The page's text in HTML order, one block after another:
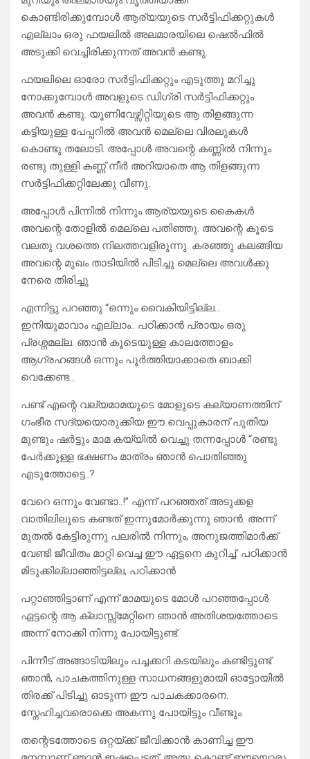
കൊണ്ടിരിക്കുമ്പോൾ ആര്യയുടെ സർട്ടിഫിക്കറ്റുകൾ
എല്ലാം ഒരു ഫയലിൽ അലമാരയിലെ ഷെൽഫിൽ
അടുക്കി വെച്ചിരിക്കുന്നത് അവൻ കണ്ടു.
ഫയലിലെ ഓരോ സർട്ടിഫിക്കറ്റും എടുത്തു മറിച്ചു
നോക്കുമ്പോൾ അവളുടെ ഡിഗ്രി സർട്ടിഫിക്കറ്റും
അവൻ കണ്ടു. യൂണിവേഴ്സിറ്റിയുടെ ആ തിളങ്ങുന്ന
കട്ടിയുള്ള പേപ്പറിൽ അവൻ മെല്ലെ വിരലുകൾ
കൊണ്ടു തലോടി. അപ്പോൾ അവന്റെ കണ്ണിൽ നിന്നും
രണ്ടു തുള്ളി കണ്ണ് നീർ അറിയാതെ ആ തിളങ്ങുന്ന
സർട്ടിഫിക്കറ്റിലേക്കു വീണു.
അപ്പോൾ പിന്നിൽ നിന്നും ആര്യയുടെ കൈകൾ
അവന്റെ തോളിൽ മെല്ലെ പതിഞ്ഞു. അവന്റെ കൂടെ
വലതു വശത്തെ നിലത്തവളിരുന്നു. കരഞ്ഞു കലങ്ങിയ
അവന്റെ മുഖം താടിയിൽ പിടിച്ചു മെല്ലെ അവൾക്കു
നേരെ തിരിച്ചു
എന്നിട്ടു പറഞ്ഞു “ഒന്നും വൈകിയിട്ടില്ല…
ഇനിയുമാവാം എല്ലാം.. പഠിക്കാൻ പ്രായം ഒരു
പ്രശ്നമല്ല. ഞാൻ കൂടെയുള്ള കാലത്തോളം
ആഗ്രഹങ്ങൾ ഒന്നും പൂർത്തിയാക്കാതെ ബാക്കി
വെക്കേണ്ട…
പണ്ട് എന്റെ വല്യമാമയുടെ മോളുടെ കല്യാണത്തിന്
ഗംഭീര സദ്യയൊരുക്കിയ ഈ വെപ്പുകാരന് പുതിയ
മുണ്ടും ഷർട്ടും മാമ കയ്യിൽ വെച്ചു തന്നപ്പോൾ “രണ്ടു
പേർക്കുള്ള ഭക്ഷണം മാത്രം ഞാൻ പൊതിഞ്ഞു
എടുത്തോട്ടെ..?
വേറെ ഒന്നും വേണ്ടാ..!” എന്ന് പറഞ്ഞത് അടുക്കള
വാതിലിലൂടെ കണ്ടത് ഇന്നുമോർക്കുന്നു ഞാൻ. അന്ന്
മുതൽ കേട്ടിരുന്നു പലരിൽ നിന്നും, അനുജത്തിമാർക്ക്
വേണ്ടി ജീവിതം മാറ്റി വെച്ച ഈ ഏട്ടനെ കുറിച്ച്. പഠിക്കാൻ
മിടുക്കില്ലാഞ്ഞിട്ടല്ല, പഠിക്കാൻ
പറ്റാഞ്ഞിട്ടാണ് എന്ന് മാമയുടെ മോൾ പറഞ്ഞപ്പോൾ
ഏട്ടന്റെ ആ ക്ലാസ്സ്‌മേറ്റിനെ ഞാൻ അതിശയത്തോടെ
അന്ന് നോക്കി നിന്നു പോയിട്ടുണ്ട്.
പിന്നീട് അങ്ങാടിയിലും പച്ചക്കറി കടയിലും കണ്ടിട്ടുണ്ട്
ഞാൻ, പാചകത്തിനുള്ള സാധനങ്ങളുമായി ഓട്ടോയിൽ
തിരക്ക് പിടിച്ചു ഓടുന്ന ഈ പാചകക്കാരനെ.
സ്നേഹിച്ചവരൊക്കെ അകന്നു പോയിട്ടും വീണ്ടും
തന്റെടത്തോടെ ഒറ്റയ്ക്ക് ജീവിക്കാൻ കാണിച്ച ഈ